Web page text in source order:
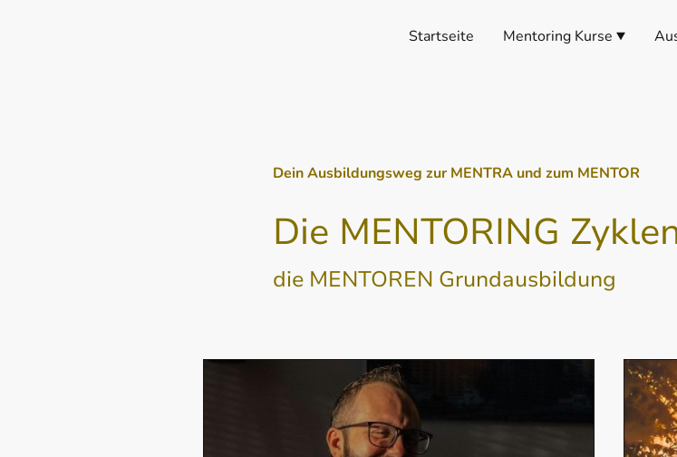
Startseite Mentoring Kurse
Dein Ausbildungsweg zur MENTRA und zum MENTOR
Die MENTORING
die MENTOREN Grundausbildung